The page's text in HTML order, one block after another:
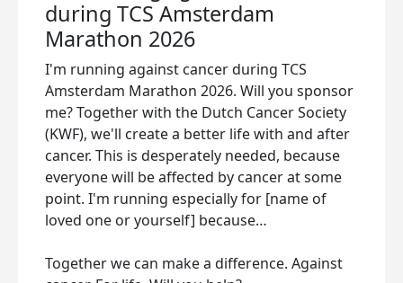
during TCS Amsterdam
Marathon 2026
I'm running against cancer during TCS
Amsterdam Marathon 2026. Will you sponsor
me? Together with the Dutch Cancer Society
(KWF), we'll create a better life with and after
cancer. This is desperately needed, because
everyone will be affected by cancer at some
point. I'm running especially for [name of
loved one or yourself] because…
Together we can make a difference. Against